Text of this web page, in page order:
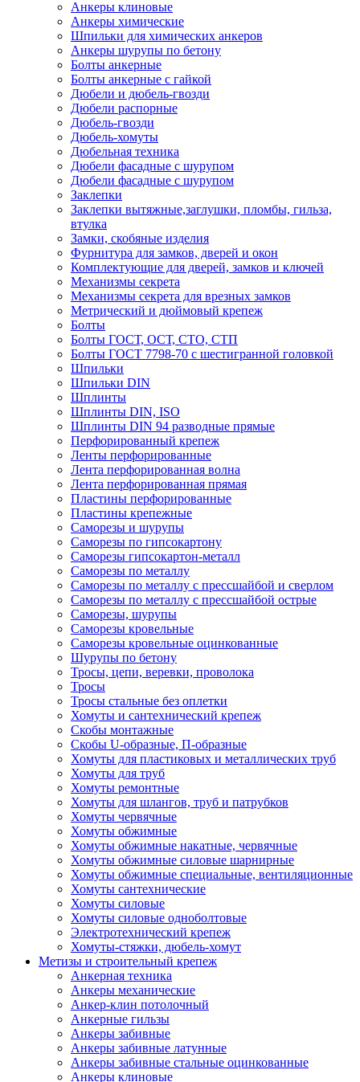
Анкеры клиновые
Анкеры химические
Шпильки для химических анкеров
Анкеры шурупы по бетону
Болты анкерные
Болты анкерные с гайкой
Дюбели и дюбель-гвозди
Дюбели распорные
Дюбель-гвозди
Дюбель-хомуты
Дюбельная техника
Дюбели фасадные с шурупом
Дюбели фасадные с шурупом
Заклепки
Заклепки вытяжные,заглушки, пломбы, гильза,
втулка
Замки, скобяные изделия
Фурнитура для замков, дверей и окон
Комплектующие для дверей, замков и ключей
Механизмы секрета
Механизмы секрета для врезных замков
Метрический и дюймовый крепеж
Болты
Болты ГОСТ, ОСТ, СТО, СТП
Болты ГОСТ 7798-70 с шестигранной головкой
Шпильки
Шпильки DIN
Шплинты
Шплинты DIN, ISO
Шплинты DIN 94 разводные прямые
Перфорированный крепеж
Ленты перфорированные
Лента перфорированная волна
Лента перфорированная прямая
Пластины перфорированные
Пластины крепежные
Саморезы и шурупы
Саморезы по гипсокартону
Саморезы гипсокартон-металл
Саморезы по металлу
Саморезы по металлу с прессшайбой и сверлом
Саморезы по металлу с прессшайбой острые
Саморезы, шурупы
Саморезы кровельные
Саморезы кровельные оцинкованные
Шурупы по бетону
Тросы, цепи, веревки, проволока
Тросы
Тросы стальные без оплетки
Хомуты и сантехнический крепеж
Скобы монтажные
Скобы U-образные, П-образные
Хомуты для пластиковых и металлических труб
Хомуты для труб
Хомуты ремонтные
Хомуты для шлангов, труб и патрубков
Хомуты червячные
Хомуты обжимные
Хомуты обжимные накатные, червячные
Хомуты обжимные силовые шарнирные
Хомуты обжимные специальные, вентиляционные
Хомуты сантехнические
Хомуты силовые
Хомуты силовые одноболтовые
Электротехнический крепеж
Хомуты-стяжки, дюбель-хомут
Метизы и строительный крепеж
Анкерная техника
Анкеры механические
Анкер-клин потолочный
Анкерные гильзы
Анкеры забивные
Анкеры забивные латунные
Анкеры забивные стальные оцинкованные
Анкеры клиновые